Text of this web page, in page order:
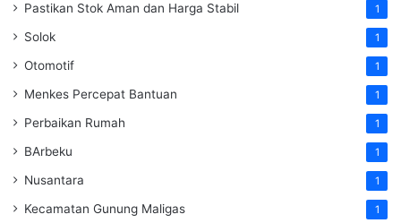
Pastikan Stok Aman dan Harga Stabil 1
Solok 1
Otomotif 1
Menkes Percepat Bantuan 1
Perbaikan Rumah 1
BArbeku 1
Nusantara 1
Kecamatan Gunung Maligas 1